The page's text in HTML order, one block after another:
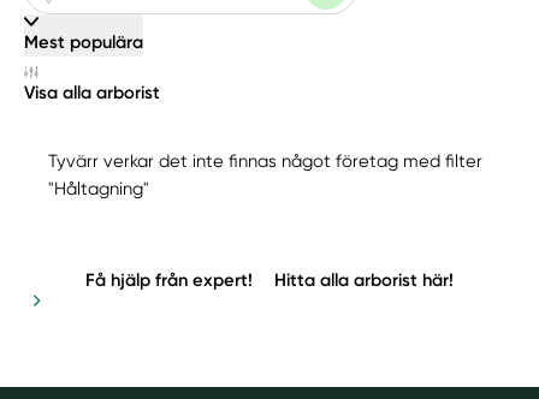
Mest populära
Visa alla arborist
Tyvärr verkar det inte finnas något företag med filter
"Håltagning"
Få hjälp från expert! Hitta alla arborist här!